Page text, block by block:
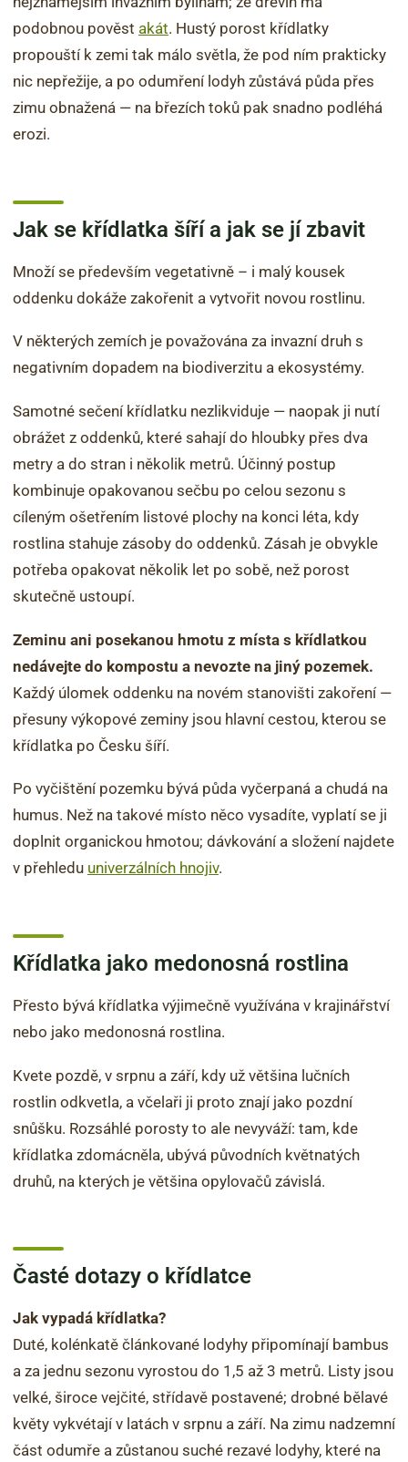
podobnou pověst akát. Hustý porost křídlatky
propouští k zemi tak málo světla, že pod ním prakticky
nic nepřežije, a po odumření lodyh zůstává půda přes
zimu obnažená — na březích toků pak snadno podléhá
erozi.
Jak se křídlatka šíří a jak se jí zbavit
Množí se především vegetativně – i malý kousek
oddenku dokáže zakořenit a vytvořit novou rostlinu.
V některých zemích je považována za invazní druh s
negativním dopadem na biodiverzitu a ekosystémy.
Samotné sečení křídlatku nezlikviduje — naopak ji nutí
obrážet z oddenků, které sahají do hloubky přes dva
metry a do stran i několik metrů. Účinný postup
kombinuje opakovanou sečbu po celou sezonu s
cíleným ošetřením listové plochy na konci léta, kdy
rostlina stahuje zásoby do oddenků. Zásah je obvykle
potřeba opakovat několik let po sobě, než porost
skutečně ustoupí.
Zeminu ani posekanou hmotu z místa s křídlatkou
nedávejte do kompostu a nevozte na jiný pozemek.
Každý úlomek oddenku na novém stanovišti zakoření —
přesuny výkopové zeminy jsou hlavní cestou, kterou se
křídlatka po Česku šíří.
Po vyčištění pozemku bývá půda vyčerpaná a chudá na
humus. Než na takové místo něco vysadíte, vyplatí se ji
doplnit organickou hmotou; dávkování a složení najdete
v přehledu univerzálních hnojiv.
Křídlatka jako medonosná rostlina
Přesto bývá křídlatka výjimečně využívána v krajinářství
nebo jako medonosná rostlina.
Kvete pozdě, v srpnu a září, kdy už většina lučních
rostlin odkvetla, a včelaři ji proto znají jako pozdní
snůšku. Rozsáhlé porosty to ale nevyváží: tam, kde
křídlatka zdomácněla, ubývá původních květnatých
druhů, na kterých je většina opylovačů závislá.
Časté dotazy o křídlatce
Jak vypadá křídlatka?
Duté, kolénkatě článkované lodyhy připomínají bambus
a za jednu sezonu vyrostou do 1,5 až 3 metrů. Listy jsou
velké, široce vejčité, střídavě postavené; drobné bělavé
květy vykvétají v latách v srpnu a září. Na zimu nadzemní
část odumře a zůstanou suché rezavé lodyhy, které na